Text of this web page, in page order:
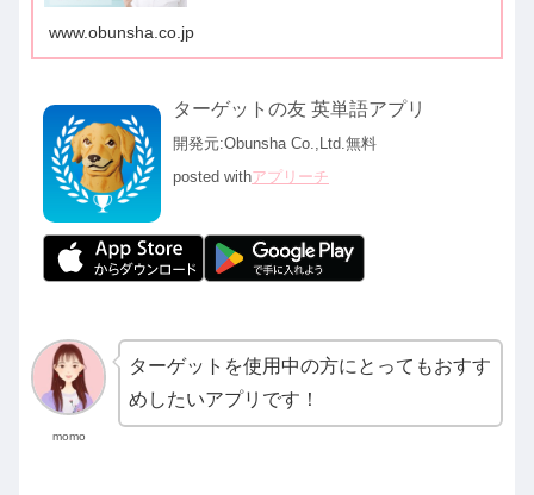
www.obunsha.co.jp
ターゲットの友 英単語アプリ
開発元:Obunsha Co.,Ltd.無料
posted withアプリーチ
momo
ターゲットを使用中の方にとってもおすす
めしたいアプリです！